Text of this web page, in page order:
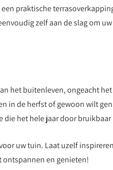
praktische
zelf aan de slag om uw
het buitenleven, ongeacht
in de herfst of gewoon wilt
het hele jaar door bruikbaar
uw tuin. Laat uzelf
ontspannen en genieten!